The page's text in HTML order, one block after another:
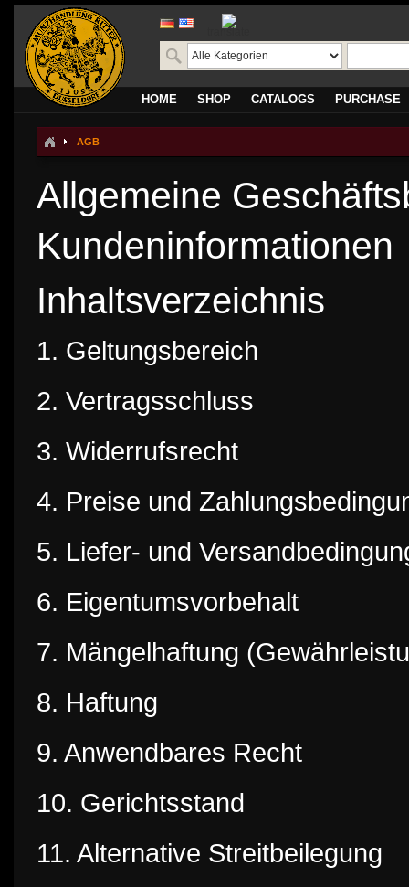
translate
HOME SHOP CATALOGS PURCHASE
AGB
Allgemeine
Kundeninformationen
Inhaltsverzeichnis
1. Geltungsbereich
2. Vertragsschluss
3. Widerrufsrecht
4. Preise und
5. Liefer- und
6. Eigentumsvorbehalt
7. Mängelhaftung
8. Haftung
9. Anwendbares Recht
10. Gerichtsstand
11. Alternative Streitbeilegung